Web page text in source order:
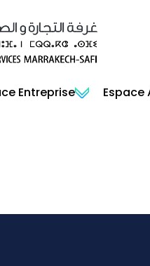
Entreprise Espace